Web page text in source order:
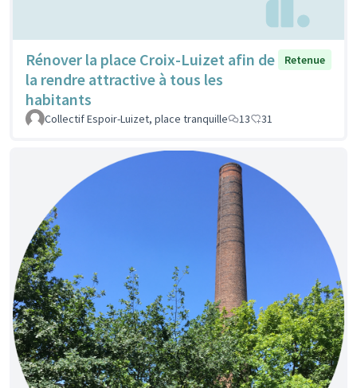
Rénover la place Croix-Luizet afin de
la rendre attractive à tous les
habitants
Retenue
Collectif Espoir-Luizet, place tranquille 13 31